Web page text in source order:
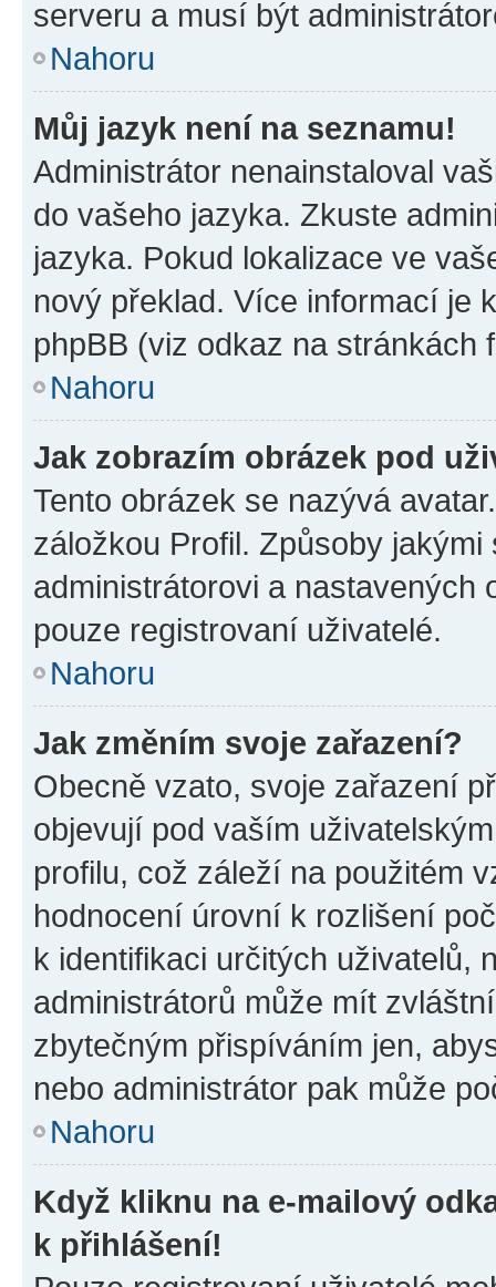
serveru a musí být
Nahoru
Můj jazyk není na seznamu!
Administrátor nenainstaloval
do vašeho jazyka. Zkuste
jazyka. Pokud lokalizace ve
nový překlad. Více informací je
phpBB (viz odkaz na stránkách
Nahoru
Jak zobrazím obrázek pod
Tento obrázek se nazývá
záložkou Profil. Způsoby
administrátorovi a nastavených
pouze registrovaní uživatelé.
Nahoru
Jak změním svoje zařazení?
Obecně vzato, svoje zařazení
objevují pod vaším
profilu, což záleží na použitém
hodnocení úrovní k rozlišení
k identifikaci určitých uživatelů,
administrátorů může mít
zbytečným přispíváním jen,
nebo administrátor pak může
Nahoru
Když kliknu na e-mailový
k přihlášení!